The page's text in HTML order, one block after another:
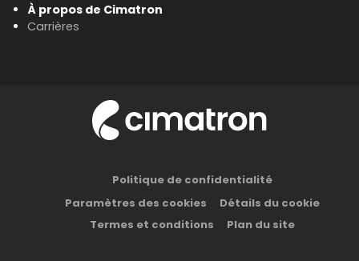
À propos de Cimatron
Carrières
Politique de confidentialité
Paramètres des cookies
Détails du cookie
Termes et conditions
Plan du site